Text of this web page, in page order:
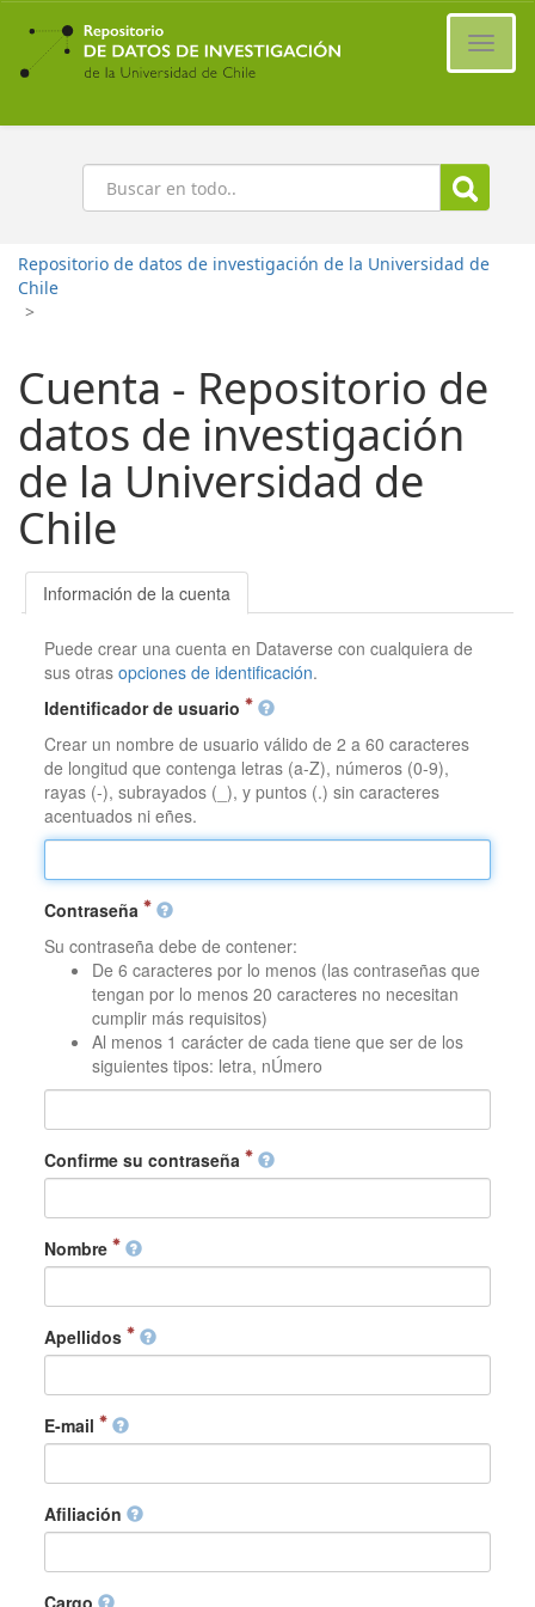
Ir
contenido
principal
Buscar
Repositorio de datos de investigación de la Universidad de
Chile
>
Cuenta - Repositorio de
datos de investigación
de la Universidad de
Chile
Información de la cuenta
Puede crear una cuenta en Dataverse con cualquiera de
sus otrasopciones de identificación.
Identificador de usuario
Crear un nombre de usuario válido de 2 a 60 caracteres
de longitud que contenga letras (a-Z), números (0-9),
rayas (-), subrayados (_), y puntos (.) sin caracteres
acentuados ni eñes.
Contraseña
Su contraseña debe de contener:
De 6 caracteres por lo menos (las contraseñas que
tengan por lo menos 20 caracteres no necesitan
cumplir más requisitos)
Al menos 1 carácter de cada tiene que ser de los
siguientes tipos: letra, nÚmero
Confirme su contraseña
Nombre
Apellidos
E-mail
Afiliación
Cargo